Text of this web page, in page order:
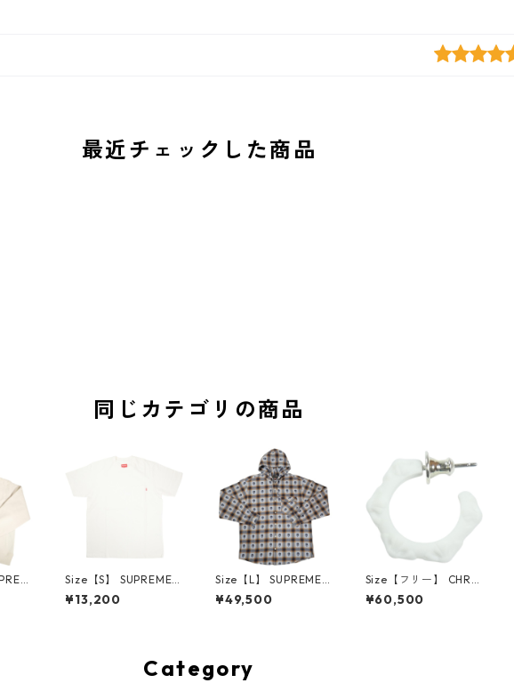
最近チェックした商品
同じカテゴリの商品
Size【S】 SUPREME
シュプリーム S/S Poc
ket Tee White Tシャ
¥13,200
Size【L】 SUPREME
シュプリーム ×Numbe
r (N)ine 25FW Hoode
¥49,500
Size【フリー】 CHRO
ME HEARTS クロム・
ハーツ CH Cross SING
¥60,500
Category